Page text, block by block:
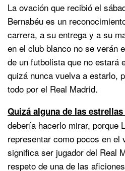
La ovación que recibió el
Bernabéu es un
carrera, a su entrega y a su
en el club blanco no se verán
de un futbolista que no estará
quizá nunca vuelva a estarlo,
todo por el Real Madrid.
Quizá alguna de las
debería hacerlo mirar, porque
representar como pocos en el
significa ser jugador del Real
respeto de una de las